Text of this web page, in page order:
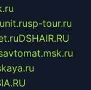
sp-tour.ru
DSHAIR.RU